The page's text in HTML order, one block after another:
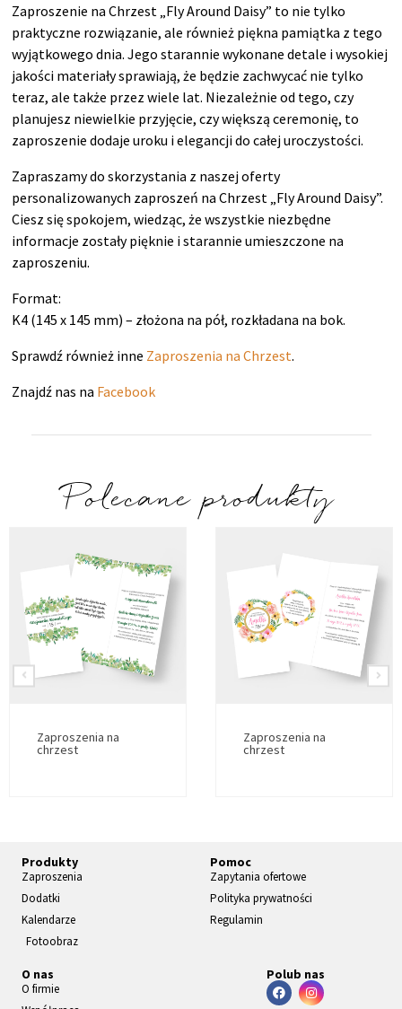
Zaproszenie na Chrzest „Fly Around Daisy” to nie tylko
praktyczne rozwiązanie, ale również piękna pamiątka z tego
wyjątkowego dnia. Jego starannie wykonane detale i wysokiej
jakości materiały sprawiają, że będzie zachwycać nie tylko
teraz, ale także przez wiele lat. Niezależnie od tego, czy
planujesz niewielkie przyjęcie, czy większą ceremonię, to
zaproszenie dodaje uroku i elegancji do całej uroczystości.
Zapraszamy do skorzystania z naszej oferty
personalizowanych zaproszeń na Chrzest „Fly Around Daisy”.
Ciesz się spokojem, wiedząc, że wszystkie niezbędne
informacje zostały pięknie i starannie umieszczone na
zaproszeniu.
Format:
K4 (145 x 145 mm) – złożona na pół, rozkładana na bok.
Sprawdź również inne Zaproszenia na Chrzest.
Znajdź nas na Facebook
Polecane produkty
Zaproszenia na
chrzest
Zaproszenia na
chrzest
Produkty
Zaproszenia
Dodatki
Kalendarze
Fotoobraz
Pomoc
Zapytania ofertowe
Polityka prywatności
Regulamin
O nas
O firmie
Polub nas